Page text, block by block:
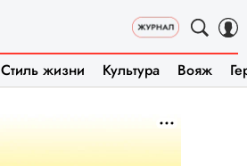
Стиль жизни Культура Вояж